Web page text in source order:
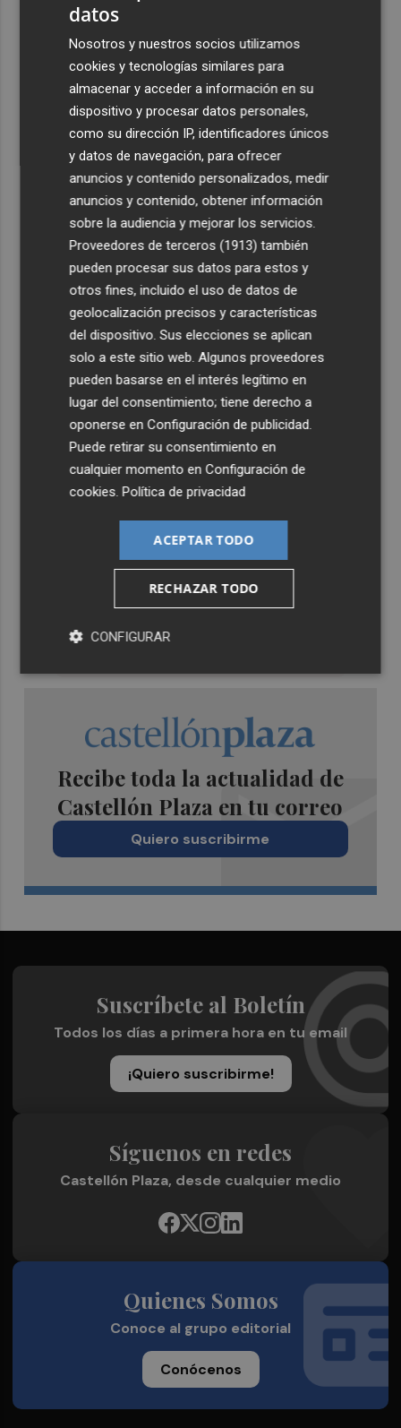
Últimas Noticias
Salvem la Vall denuncia que el PAI de Llíber avanza sin
recursos hídricos mientras se exige racionar el agua a la
ciudadanía
El Hozono Jairis aún necesita un par de incorporaciones
para su cuarto año en la LF Endesa
Ruz ya hace planes para un posible futuro de Clarisas,
más allá de la rehabilitación: ¿retorno de la Dama?
ViviFind, el buscador inmobiliario con IA surgido del
PCUMH, prepara sus primeras alianzas con el sector
Castelló apuesta por convertir el eclipse en un referente
científico: recibirá a un gran equipo de expertos
Recibe toda la actualidad de
Castellón Plaza en tu correo
Quiero suscribirme
Suscríbete al Boletín
Todos los días a primera hora en tu email
¡Quiero suscribirme!
Síguenos en redes
Castellón Plaza, desde cualquier medio
Quienes Somos
Conoce al grupo editorial
Conócenos
datos
Nosotros y nuestros socios utilizamos
cookies y tecnologías similares para
almacenar y acceder a información en su
dispositivo y procesar datos personales,
como su dirección IP, identificadores únicos
y datos de navegación, para ofrecer
anuncios y contenido personalizados, medir
anuncios y contenido, obtener información
sobre la audiencia y mejorar los servicios.
Proveedores de terceros (1913) también
pueden procesar sus datos para estos y
otros fines, incluido el uso de datos de
geolocalización precisos y características
del dispositivo. Sus elecciones se aplican
solo a este sitio web. Algunos proveedores
pueden basarse en el interés legítimo en
lugar del consentimiento; tiene derecho a
oponerse enConfiguración de publicidad.
Puede retirar su consentimiento en
cualquier momento enConfiguración de
cookies.Política de privacidad
ACEPTAR TODO
RECHAZAR TODO
CONFIGURAR